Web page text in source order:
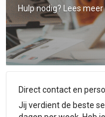
Hulp nodig? Lees
Direct contact en
Jij verdient de beste